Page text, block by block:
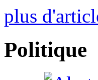
plus
Politique